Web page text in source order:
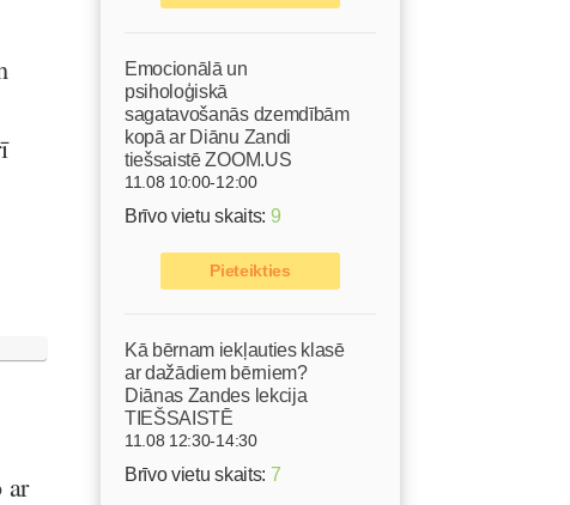
ar
Emocionālā un
psiholoģiskā
sagatavošanās dzemdībām
kopā ar Diānu Zandi
tiešsaistē ZOOM.US
11.08 10:00-12:00
Brīvo vietu skaits: 9
Pieteikties
Kā bērnam iekļauties klasē
ar dažādiem bērniem?
Diānas Zandes lekcija
TIEŠSAISTĒ
11.08 12:30-14:30
Brīvo vietu skaits: 7